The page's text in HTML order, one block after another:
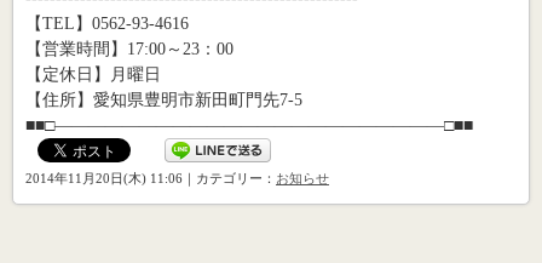
【TEL】0562-93-4616
【営業時間】17:00～23：00
【定休日】月曜日
【住所】愛知県豊明市新田町門先7-5
■■□―――――――――――――――――――――――□■■
2014年11月20日(木) 11:06｜カテゴリー： お知らせ